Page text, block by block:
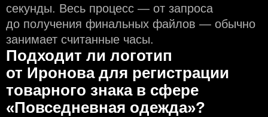
секунды. Весь процесс — от запроса
до получения финальных файлов — обычно
занимает считанные часы.
Подходит ли логотип
от Иронова для регистрации
товарного знака в сфере
«Повседневная одежда»?